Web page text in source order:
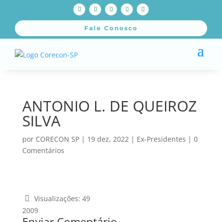
Fale Conosco
ANTONIO L. DE QUEIROZ
SILVA
por CORECON SP| 19 dez, 2022| Ex-Presidentes | 0
Comentários
Visualizações: 49
2009